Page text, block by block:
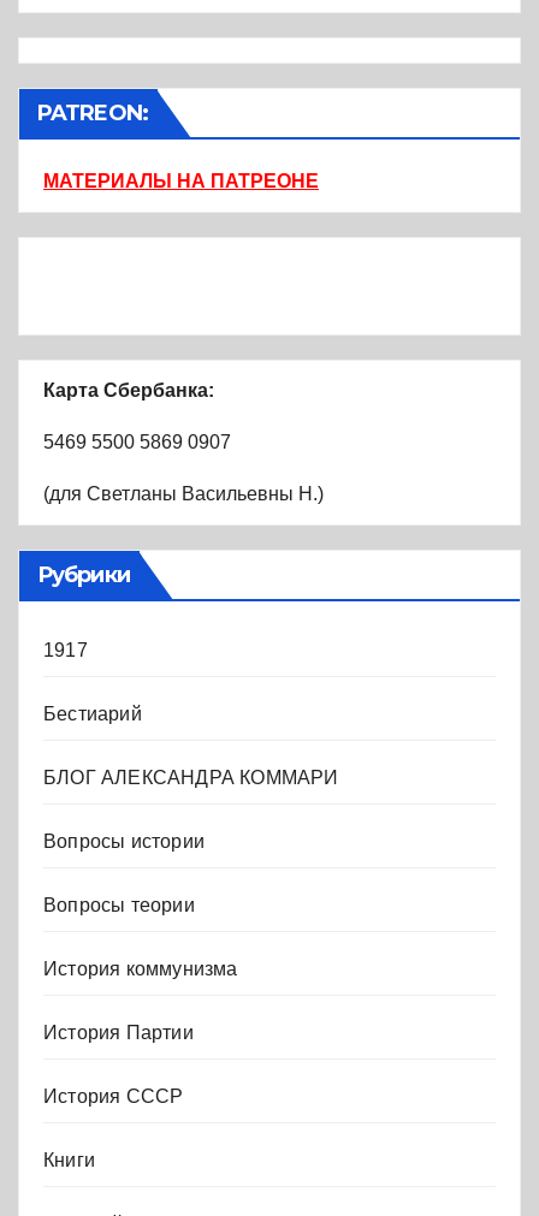
PATREON:
МАТЕРИАЛЫ НА ПАТРЕОНЕ
Карта Сбербанка:
5469 5500 5869 0907
(для Светланы Васильевны Н.)
Рубрики
1917
Бестиарий
БЛОГ АЛЕКСАНДРА КОММАРИ
Вопросы истории
Вопросы теории
История коммунизма
История Партии
История СССР
Книги